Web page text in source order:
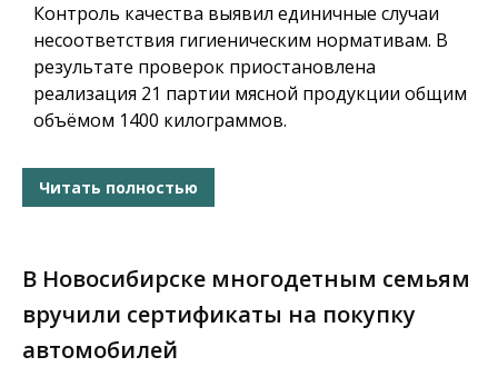
Контроль качества выявил единичные случаи
несоответствия гигиеническим нормативам. В
результате проверок приостановлена
реализация 21 партии мясной продукции общим
объёмом 1400 килограммов.
Читать полностью
В Новосибирске многодетным семьям
вручили сертификаты на покупку
автомобилей